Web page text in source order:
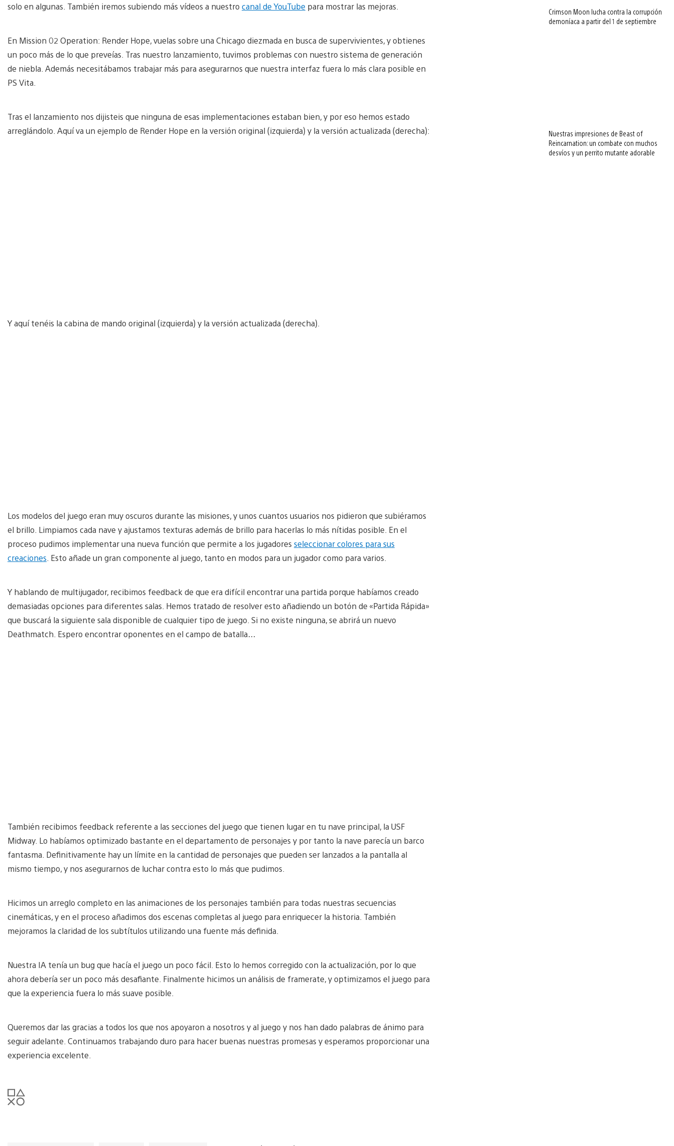
solo en algunas. También iremos subiendo más vídeos a nuestro canal de YouTube para mostrar las mejoras.
En Mission 02 Operation: Render Hope, vuelas sobre una Chicago diezmada en busca de supervivientes, y obtienes
un poco más de lo que preveías. Tras nuestro lanzamiento, tuvimos problemas con nuestro sistema de generación
de niebla. Además necesitábamos trabajar más para asegurarnos que nuestra interfaz fuera lo más clara posible en
PS Vita.
Tras el lanzamiento nos dijisteis que ninguna de esas implementaciones estaban bien, y por eso hemos estado
arreglándolo. Aquí va un ejemplo de Render Hope en la versión original (izquierda) y la versión actualizada (derecha):
Y aquí tenéis la cabina de mando original (izquierda) y la versión actualizada (derecha).
Los modelos del juego eran muy oscuros durante las misiones, y unos cuantos usuarios nos pidieron que subiéramos
el brillo. Limpiamos cada nave y ajustamos texturas además de brillo para hacerlas lo más nítidas posible. En el
proceso pudimos implementar una nueva función que permite a los jugadores seleccionar colores para sus
creaciones . Esto añade un gran componente al juego, tanto en modos para un jugador como para varios.
Y hablando de multijugador, recibimos feedback de que era difícil encontrar una partida porque habíamos creado
demasiadas opciones para diferentes salas. Hemos tratado de resolver esto añadiendo un botón de «Partida Rápida»
que buscará la siguiente sala disponible de cualquier tipo de juego. Si no existe ninguna, se abrirá un nuevo
Deathmatch. Espero encontrar oponentes en el campo de batalla…
También recibimos feedback referente a las secciones del juego que tienen lugar en tu nave principal, la USF
Midway. Lo habíamos optimizado bastante en el departamento de personajes y por tanto la nave parecía un barco
fantasma. Definitivamente hay un límite en la cantidad de personajes que pueden ser lanzados a la pantalla al
mismo tiempo, y nos asegurarnos de luchar contra esto lo más que pudimos.
Hicimos un arreglo completo en las animaciones de los personajes también para todas nuestras secuencias
cinemáticas, y en el proceso añadimos dos escenas completas al juego para enriquecer la historia. También
mejoramos la claridad de los subtítulos utilizando una fuente más definida.
Nuestra IA tenía un bug que hacía el juego un poco fácil. Esto lo hemos corregido con la actualización, por lo que
ahora debería ser un poco más desafiante. Finalmente hicimos un análisis de framerate, y optimizamos el juego para
que la experiencia fuera lo más suave posible.
Queremos dar las gracias a todos los que nos apoyaron a nosotros y al juego y nos han dado palabras de ánimo para
seguir adelante. Continuamos trabajando duro para hacer buenas nuestras promesas y esperamos proporcionar una
experiencia excelente.
Crimson Moon lucha contra la corrupción
demoníaca a partir del 1 de septiembre
Nuestras impresiones de Beast of
Reincarnation: un combate con muchos
desvíos y un perrito mutante adorable